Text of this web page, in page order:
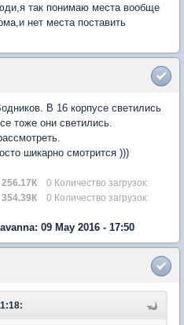
так понимаю места вообще
нет места поставить
В 16 корпусе светились
тоже они светились.
шикарно смотрится )))
256.17К 0 Количество загрузок:
354.39К 0 Количество загрузок:
09 May 2016 - 17:50